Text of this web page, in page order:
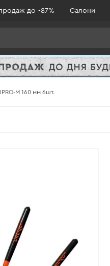
до -87% Салони
M 160 мм 6шт.